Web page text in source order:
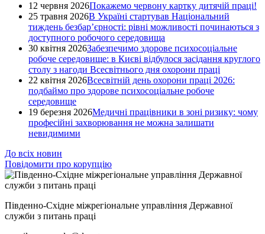
12 червня 2026Покажемо червону картку дитячій праці!
25 травня 2026В Україні стартував Національний
тиждень безбар’єрності: рівні можливості починаються з
доступного робочого середовища
30 квітня 2026Забезпечимо здорове психосоціальне
робоче середовище: в Києві відбулося засідання круглого
столу з нагоди Всесвітнього дня охорони праці
22 квітня 2026Всесвітній день охорони праці 2026:
подбаймо про здорове психосоціальне робоче
середовище
19 березня 2026Медичні працівники в зоні ризику: чому
професійні захворювання не можна залишати
невидимими
До всіх новин
Повідомити про корупцію
Південно-Східне міжрегіональне управління Державної
служби з питань праці